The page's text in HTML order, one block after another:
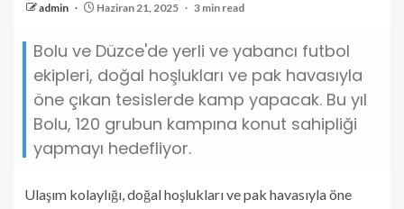
admin Haziran 21, 2025 3 min read
Bolu ve Düzce'de yerli ve yabancı futbol
ekipleri, doğal hoşlukları ve pak havasıyla
öne çıkan tesislerde kamp yapacak. Bu yıl
Bolu, 120 grubun kampına konut sahipliği
yapmayı hedefliyor.
Ulaşım kolaylığı, doğal hoşlukları ve pak havasıyla öne